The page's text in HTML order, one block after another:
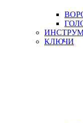
КЛЮЧИ